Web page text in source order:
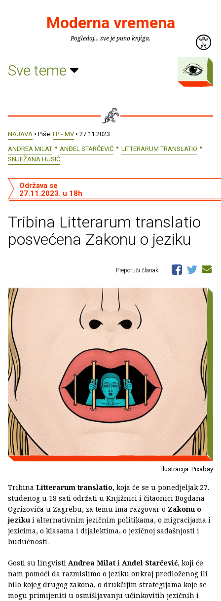
Moderna vremena
Pogledaj... sve je puno knjiga.
Sve teme
NAJAVA • Piše: I.P. - MV • 27.11.2023.
ANDREA MILAT
ANĐEL STARČEVIĆ
LITTERARUM TRANSLATIO
SNJEŽANA HUSIĆ
Tribina Litterarum translatio
posvećena Zakonu o jeziku
Održava se
27.11.2023. u 18h
Preporuči članak
Ilustracija: Pixabay
Tribina Litterarum translatio, koja će se u ponedjeljak 27.
studenog u 18 sati održati u Knjižnici i čitaonici Bogdana
Ogrizovića u Zagrebu, za temu ima razgovar o Zakonu o
jeziku i alternativnim jezičnim politikama, o migracijama i
jezicima, o klasama i dijalektima, o jezičnoj sadašnjosti i
budućnosti.
Gosti su lingvisti Andrea Milat i Anđel Starčević, koji će
nam pomoći da razmislimo o jeziku onkraj predloženog ili
bilo kojeg drugog zakona, o drukčijim strategijama koje se
mogu primijeniti u osmišljavanju učinkovitih jezičnih i